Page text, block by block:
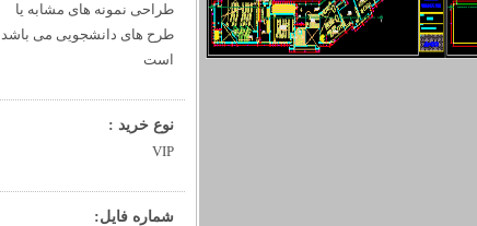
طراحی نمونه های مشابه یا
طرح های دانشجویی می باشد
است
نوع خرید :
VIP
شماره فایل: